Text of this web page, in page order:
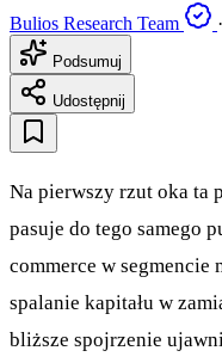
Bulios Research Team
·
Podsumuj
Udostępnij
Na pierwszy rzut oka ta
pasuje do tego samego
commerce w segmencie
spalanie kapitału w
bliższe spojrzenie